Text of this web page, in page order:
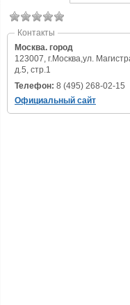
Контакты
Москва. город
123007, г.Москва,ул.
д.5, стр.1
Телефон: 8 (495) 268-02-15
Официальный сайт